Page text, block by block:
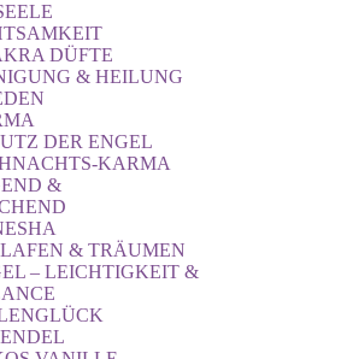
DÜFTE
& HEILUNG
DER ENGEL
KARMA
&
& TRÄUMEN
– LEICHTIGKEIT &